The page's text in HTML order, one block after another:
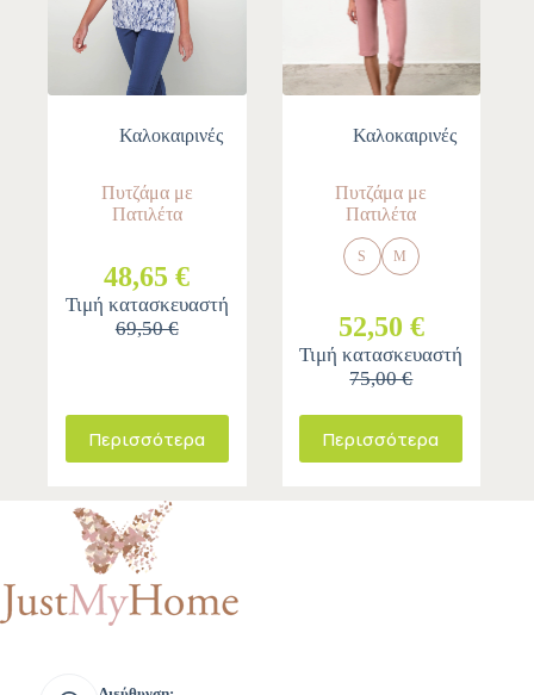
Καλοκαιρινές
Πυτζάμα με
Πατιλέτα
48,65 €
Τιμή κατασκευαστή
69,50 €
Περισσότερα
Καλοκαιρινές
Πυτζάμα με
Πατιλέτα
S M
52,50 €
Τιμή κατασκευαστή
75,00 €
Περισσότερα